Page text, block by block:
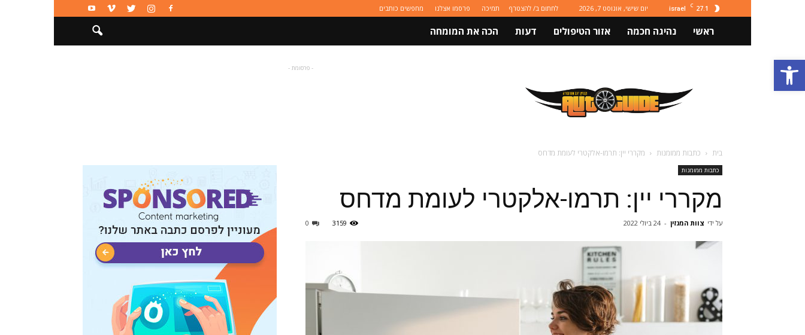
פתח סרגל נגישות
27.1
C
israel יום שישי, אוגוסט 7, 2026 לחתום ב/ להצטרף תמיכה פרסמו אצלנו מחפשים כותבים
ראשי נהיגה חכמה אזור הטיפולים דעות הכה את המומחה
ותחבורה
Autoguide
- פרסומת -
בית כתבות ממומנות מקררי יין: תרמו-אלקטרי לעומת מדחס
כתבות ממומנות
מקררי יין: תרמו-אלקטרי לעומת מדחס
על ידי צוות המגזין - 24 ביולי 2022 0 3159